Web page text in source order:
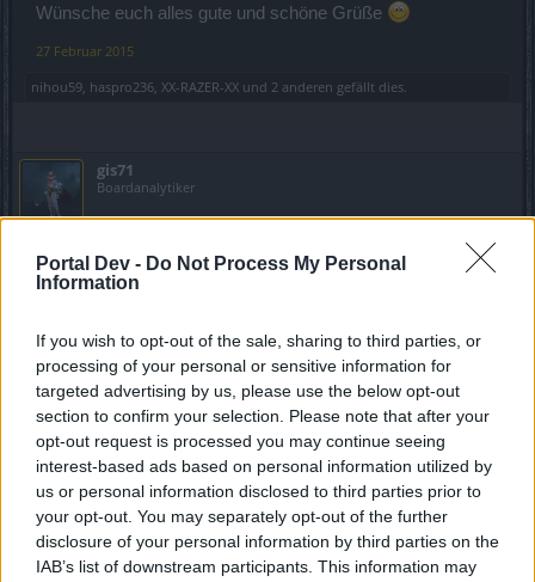
Portal Dev - Do Not Process My Personal
Information
If you wish to opt-out of the sale, sharing to third parties, or
processing of your personal or sensitive information for
targeted advertising by us, please use the below opt-out
section to confirm your selection. Please note that after your
opt-out request is processed you may continue seeing
interest-based ads based on personal information utilized by
us or personal information disclosed to third parties prior to
your opt-out. You may separately opt-out of the further
disclosure of your personal information by third parties on the
IAB’s list of downstream participants. This information may
Wünsche euch alles gute und schöne Grüße
27 Februar 2015
nihou59 haspro236 XX-RAZER-XX und 2 anderen gefällt dies.
gis71
Boardanalytiker
nein unsere gilde ist nicht neu, uns gibt es schon sehr lange
lg gis
27 Februar 2015
Thunder1970 ,loredania,darkalisonund7 anderen gefällt dies.
firosanic1996
Laufenlerner